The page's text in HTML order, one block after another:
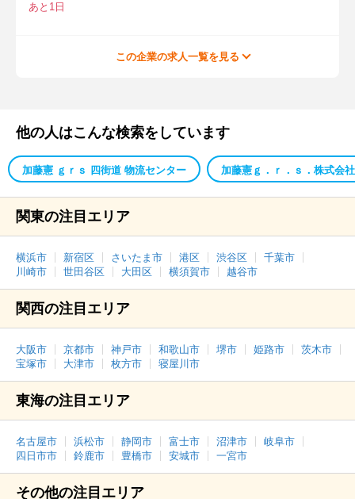
あと1日
この企業の求人一覧を見る
他の人はこんな検索をしています
加藤憲 ｇｒｓ 四街道 物流センター 加藤憲ｇ．ｒ．ｓ．株式会
関東の注目エリア
横浜市 新宿区 さいたま市 港区 渋谷区
千葉市
川崎市
世田谷区 大田区 横須賀市 越谷市
関西の注目エリア
大阪市 京都市 神戸市 和歌山市 堺市 姫路市
茨木市
宝塚市
大津市 枚方市 寝屋川市
東海の注目エリア
名古屋市 浜松市 静岡市 富士市 沼津市
岐阜市
四日市市
鈴鹿市 豊橋市 安城市 一宮市
その他の注目エリア